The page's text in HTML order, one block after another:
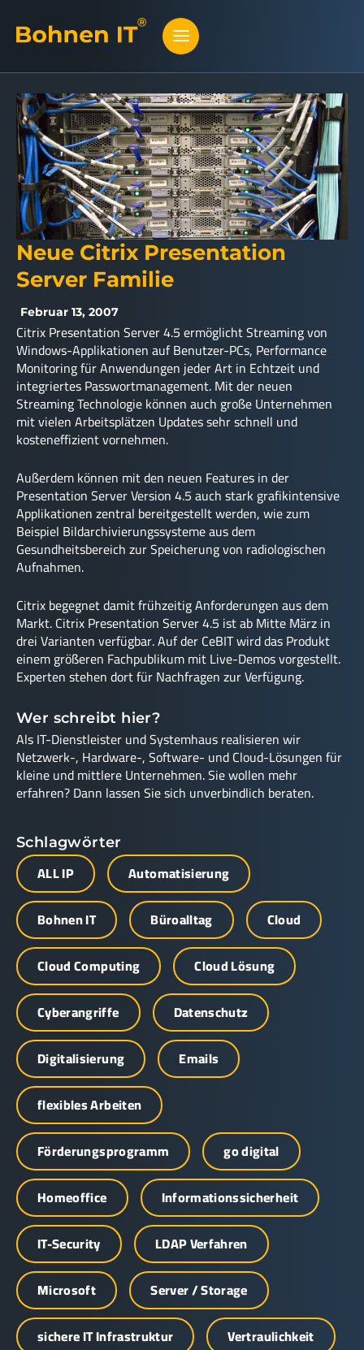
Neue Citrix Presentation
Server Familie
Februar 13, 2007
Citrix Presentation Server 4.5 ermöglicht Streaming von
Windows-Applikationen auf Benutzer-PCs, Performance
Monitoring für Anwendungen jeder Art in Echtzeit und
integriertes Passwortmanagement. Mit der neuen
Streaming Technologie können auch große Unternehmen
mit vielen Arbeitsplätzen Updates sehr schnell und
kosteneffizient vornehmen.
Außerdem können mit den neuen Features in der
Presentation Server Version 4.5 auch stark grafikintensive
Applikationen zentral bereitgestellt werden, wie zum
Beispiel Bildarchivierungssysteme aus dem
Gesundheitsbereich zur Speicherung von radiologischen
Aufnahmen.
Citrix begegnet damit frühzeitig Anforderungen aus dem
Markt. Citrix Presentation Server 4.5 ist ab Mitte März in
drei Varianten verfügbar. Auf der CeBIT wird das Produkt
einem größeren Fachpublikum mit Live-Demos vorgestellt.
Experten stehen dort für Nachfragen zur Verfügung.
Wer schreibt hier?
Als IT-Dienstleister und Systemhaus realisieren wir
Netzwerk-, Hardware-, Software- und Cloud-Lösungen für
kleine und mittlere Unternehmen. Sie wollen mehr
erfahren? Dann lassen Sie sich unverbindlich beraten.
Schlagwörter
ALL IP
Automatisierung
Bohnen IT
Büroalltag
Cloud
Cloud Computing
Cloud Lösung
Cyberangriffe
Datenschutz
Digitalisierung
Emails
flexibles Arbeiten
Förderungsprogramm
go digital
Homeoffice
Informationssicherheit
IT-Security
LDAP Verfahren
Microsoft
Server / Storage
sichere IT Infrastruktur
Vertraulichkeit